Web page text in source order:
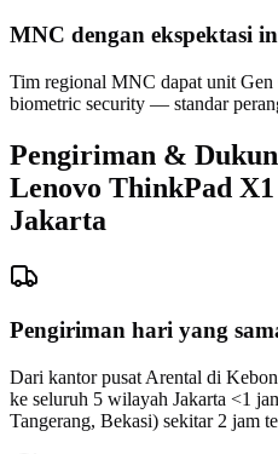
MNC dengan ekspektasi
Tim regional MNC dapat unit
biometric security — standar
Pengiriman &
Lenovo ThinkPad X1
Jakarta
Pengiriman hari yang
Dari kantor pusat Arental di
ke seluruh 5 wilayah Jakarta <1
Tangerang, Bekasi) sekitar 2 jam